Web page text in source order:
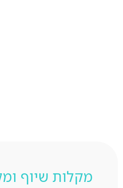
מקלות שיוף